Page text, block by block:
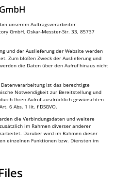
unserem Auftragsverarbeiter
GmbH, Oskar-Messter-Str. 33, 85737
und der Auslieferung der Website werden
Zum bloßen Zweck der Auslieferung und
die Daten über den Aufruf hinaus nicht
ist das berechtigte
Notwendigkeit zur Bereitstellung und
Ihren Aufruf ausdrücklich gewünschten
6 Abs. 1 lit. f DSGVO.
die Verbindungsdaten und weitere
im Rahmen diverser anderer
Darüber wird im Rahmen dieser
einzelnen Funktionen bzw. Diensten im